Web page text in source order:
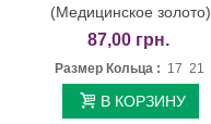
(Медицинское золото)
87,00 грн.
Размер Кольца : 17 21
В КОРЗИНУ